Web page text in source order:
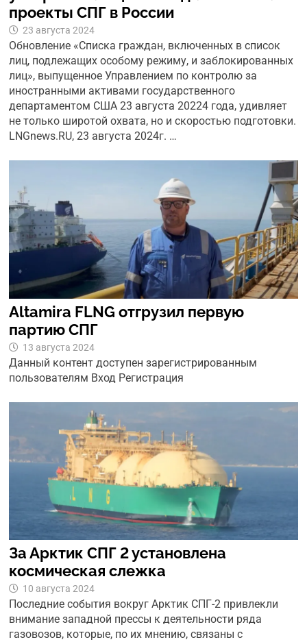
проекты СПГ в России
23 августа 2024
Обновление «Списка граждан, включенных в список
лиц, подлежащих особому режиму, и заблокированных
лиц», выпущенное Управлением по контролю за
иностранными активами государственного
департаментом США 23 августа 20224 года, удивляет
не только широтой охвата, но и скоростью подготовки.
LNGnews.RU, 23 августа 2024г. …
Altamira FLNG отгрузил первую
партию СПГ
13 августа 2024
Данный контент доступен зарегистрированным
пользователям Вход Регистрация
За Арктик СПГ 2 установлена
космическая слежка
10 августа 2024
Последние события вокруг Арктик СПГ-2 привлекли
внимание западной прессы к деятельности ряда
газовозов, которые, по их мнению, связаны с